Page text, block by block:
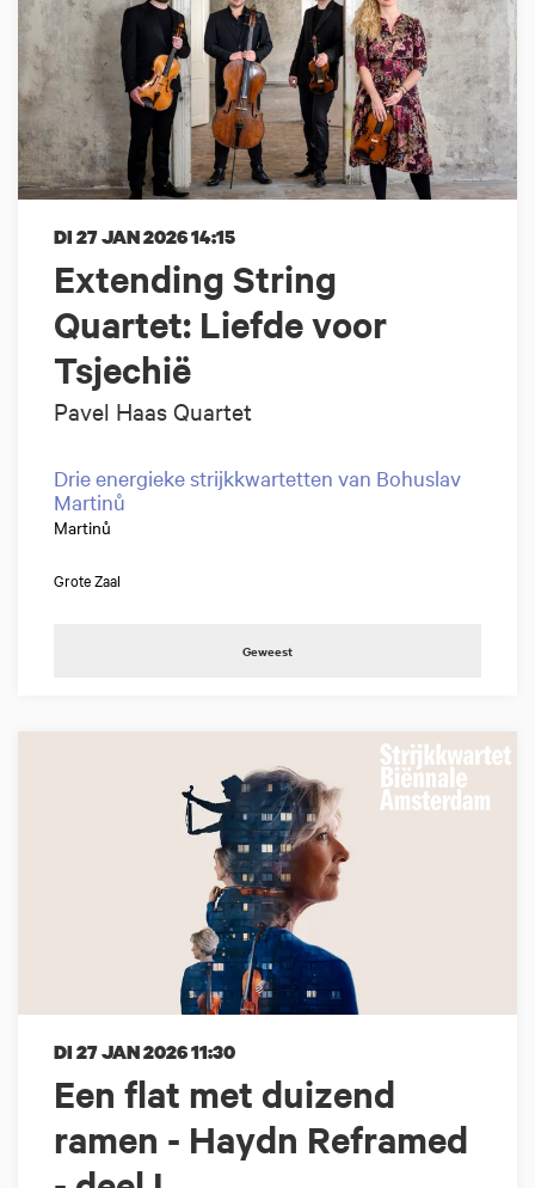
Extending String
Quartet: Liefde voor
Tsjechië
Pavel Haas Quartet
DI 27 JAN 202614:15
Drie energieke strijkkwartetten van Bohuslav
Martinů
Martinů
Grote Zaal
Geweest
Een flat met duizend
ramen - Haydn Reframed
DI 27 JAN 202611:30